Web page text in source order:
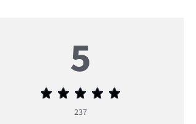
5
Evaluarea
5
237